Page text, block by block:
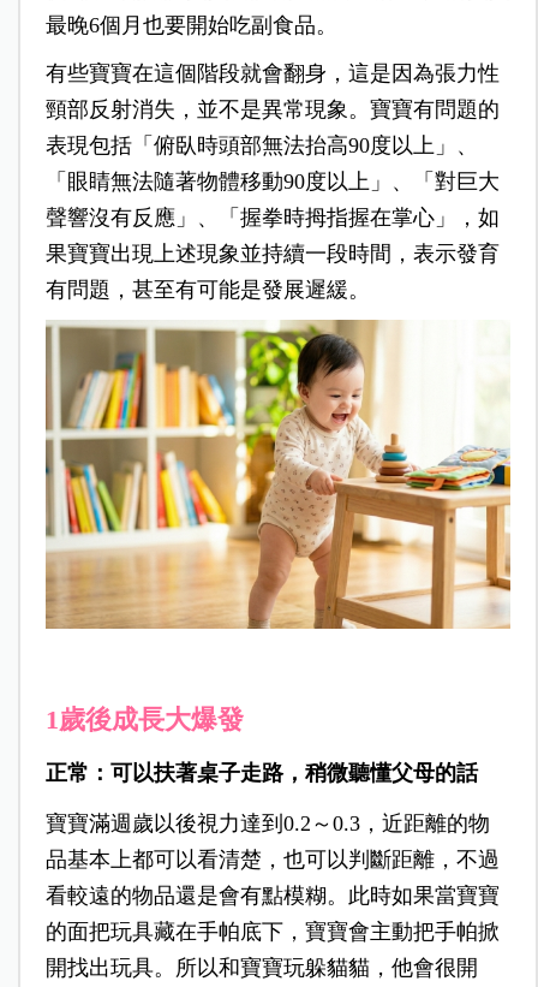
最晚6個月也要開始吃副食品。
有些寶寶在這個階段就會翻身，這是因為張力性
頸部反射消失，並不是異常現象。寶寶有問題的
表現包括「俯臥時頭部無法抬高90度以上」、
「眼睛無法隨著物體移動90度以上」、「對巨大
聲響沒有反應」、「握拳時拇指握在掌心」，如
果寶寶出現上述現象並持續一段時間，表示發育
有問題，甚至有可能是發展遲緩。
1歲後成長大爆發
正常：可以扶著桌子走路，稍微聽懂父母的話
寶寶滿週歲以後視力達到0.2～0.3，近距離的物
品基本上都可以看清楚，也可以判斷距離，不過
看較遠的物品還是會有點模糊。此時如果當寶寶
的面把玩具藏在手帕底下，寶寶會主動把手帕掀
開找出玩具。所以和寶寶玩躲貓貓，他會很開